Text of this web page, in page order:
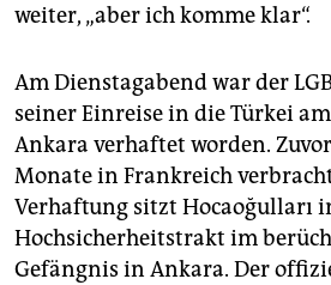
weiter, „aber ich komme klar“.
Am Dienstagabend war der
seiner Einreise in die Türkei
Ankara verhaftet worden.
Monate in Frankreich
Verhaftung sitzt Hocaoğulları
Hochsicherheitstrakt im
Gefängnis in Ankara. Der